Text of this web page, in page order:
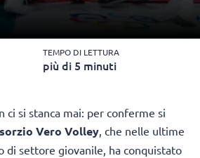
TEMPO DI LETTURA
più di 5 minuti
ci si stanca mai: per conferme si
Vero Volley, che nelle ultime
di settore giovanile, ha conquistato